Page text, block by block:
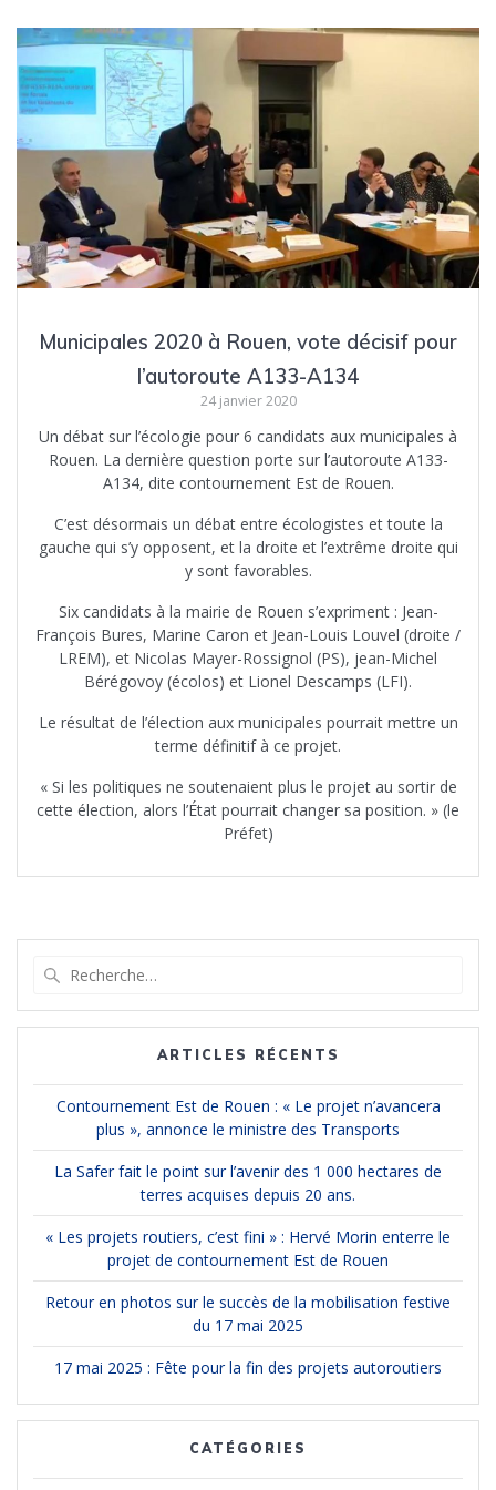
Municipales 2020 à Rouen, vote décisif pour
l’autoroute A133-A134
24 janvier 2020
Un débat sur l’écologie pour 6 candidats aux municipales à
Rouen. La dernière question porte sur l’autoroute A133-
A134, dite contournement Est de Rouen.
C’est désormais un débat entre écologistes et toute la
gauche qui s’y opposent, et la droite et l’extrême droite qui
y sont favorables.
Six candidats à la mairie de Rouen s’expriment : Jean-
François Bures, Marine Caron et Jean-Louis Louvel (droite /
LREM), et Nicolas Mayer-Rossignol (PS), jean-Michel
Bérégovoy (écolos) et Lionel Descamps (LFI).
Le résultat de l’élection aux municipales pourrait mettre un
terme définitif à ce projet.
« Si les politiques ne soutenaient plus le projet au sortir de
cette élection, alors l’État pourrait changer sa position. » (le
Préfet)
:
ARTICLES RÉCENTS
Contournement Est de Rouen : « Le projet n’avancera
plus », annonce le ministre des Transports
La Safer fait le point sur l’avenir des 1 000 hectares de
terres acquises depuis 20 ans.
« Les projets routiers, c’est fini » : Hervé Morin enterre le
projet de contournement Est de Rouen
Retour en photos sur le succès de la mobilisation festive
du 17 mai 2025
17 mai 2025 : Fête pour la fin des projets autoroutiers
CATÉGORIES